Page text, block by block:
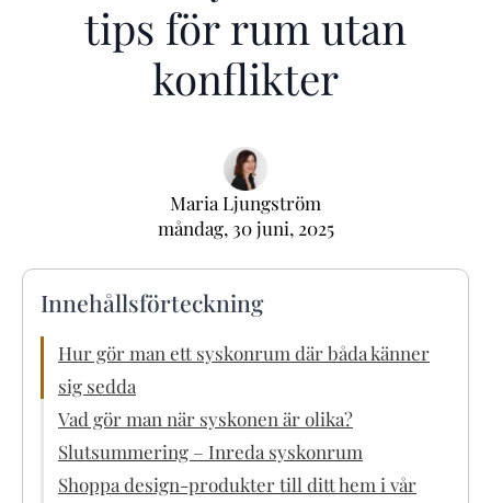
tips för rum utan
konflikter
Maria Ljungström
måndag, 30 juni, 2025
Innehållsförteckning
Hur gör man ett syskonrum där båda känner
sig sedda
Vad gör man när syskonen är olika?
Slutsummering – Inreda syskonrum
Shoppa design-produkter till ditt hem i vår